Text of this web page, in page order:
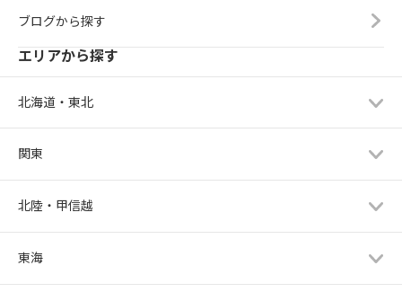
ブログから探す
エリアから探す
北海道・東北
関東
北陸・甲信越
東海